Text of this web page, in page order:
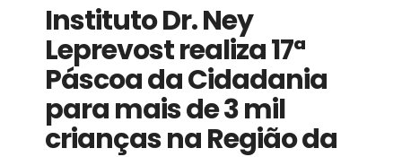
Instituto Dr. Ney
Leprevost realiza 17ª
Páscoa da Cidadania
para mais de 3 mil
crianças na Região da